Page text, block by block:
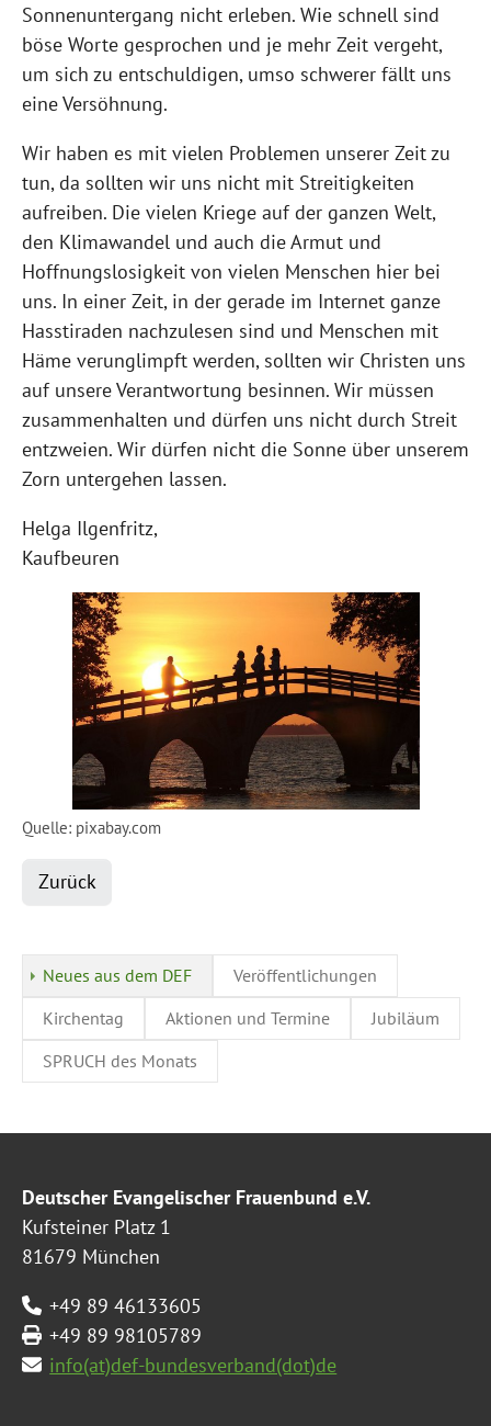
Sonnenuntergang nicht erleben. Wie schnell sind
böse Worte gesprochen und je mehr Zeit vergeht,
um sich zu entschuldigen, umso schwerer fällt uns
eine Versöhnung.
Wir haben es mit vielen Problemen unserer Zeit zu
tun, da sollten wir uns nicht mit Streitigkeiten
aufreiben. Die vielen Kriege auf der ganzen Welt,
den Klimawandel und auch die Armut und
Hoffnungslosigkeit von vielen Menschen hier bei
uns. In einer Zeit, in der gerade im Internet ganze
Hasstiraden nachzulesen sind und Menschen mit
Häme verunglimpft werden, sollten wir Christen uns
auf unsere Verantwortung besinnen. Wir müssen
zusammenhalten und dürfen uns nicht durch Streit
entzweien. Wir dürfen nicht die Sonne über unserem
Zorn untergehen lassen.
Helga Ilgenfritz,
Kaufbeuren
Quelle: pixabay.com
Zurück
Neues aus dem DEF
Veröffentlichungen
Kirchentag
Aktionen und Termine
Jubiläum
SPRUCH des Monats
Deutscher Evangelischer Frauenbund e.V.
Kufsteiner Platz 1
81679 München
+49 89 46133605
+49 89 98105789
info(at)def-bundesverband(dot)de